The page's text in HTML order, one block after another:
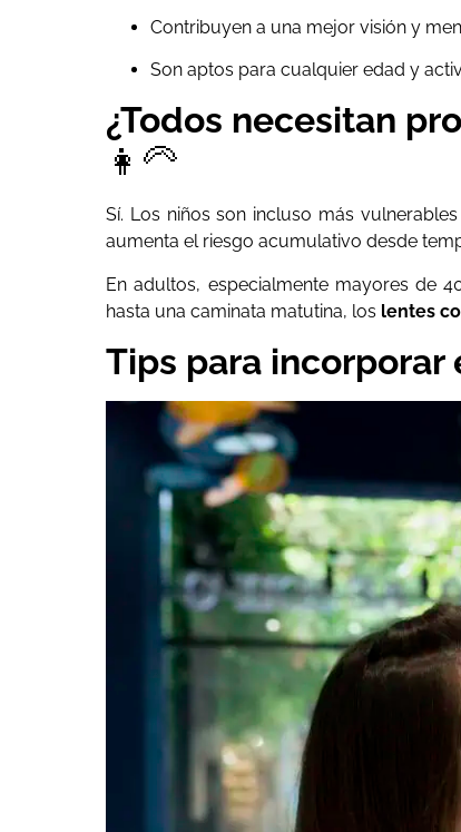
Contribuyen a una mejor visión y
Son aptos para cualquier edad y
¿Todos necesitan
👩‍🦳
Sí. Los niños son incluso más
aumenta el riesgo acumulativo desde
En adultos, especialmente mayores de
hasta una caminata matutina, los lentes
Tips para